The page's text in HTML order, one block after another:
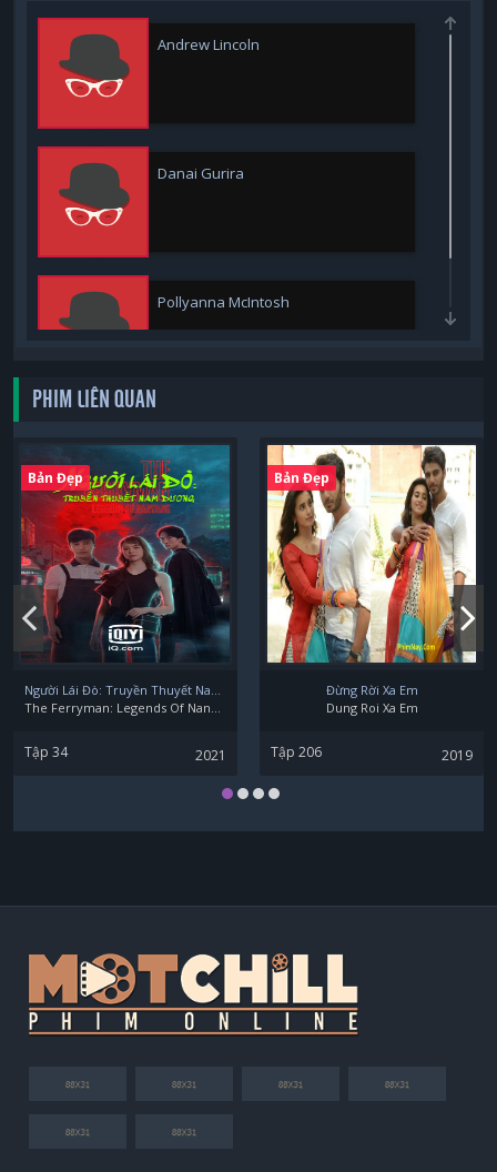
Andrew Lincoln
Danai Gurira
Pollyanna McIntosh
PHIM LIÊN QUAN
Bản Đẹp
Người Lái Đò: Truyền Thuyết Nam Dương
The Ferryman: Legends Of Nanyang
Tập 34 2021
Bản Đẹp
Đừng Rời Xa Em
Dung Roi Xa Em
Tập 206 2019